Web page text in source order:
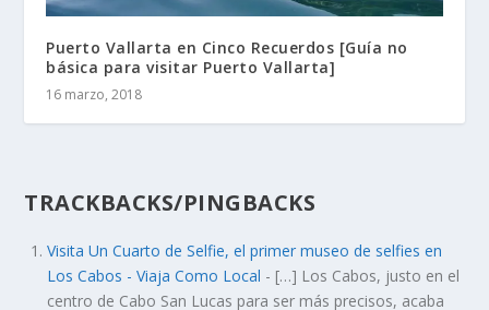
Puerto Vallarta en Cinco Recuerdos [Guía no
básica para visitar Puerto Vallarta]
16 marzo, 2018
TRACKBACKS/PINGBACKS
Visita Un Cuarto de Selfie, el primer museo de selfies en
Los Cabos - Viaja Como Local - […] Los Cabos, justo en el
centro de Cabo San Lucas para ser más precisos, acaba